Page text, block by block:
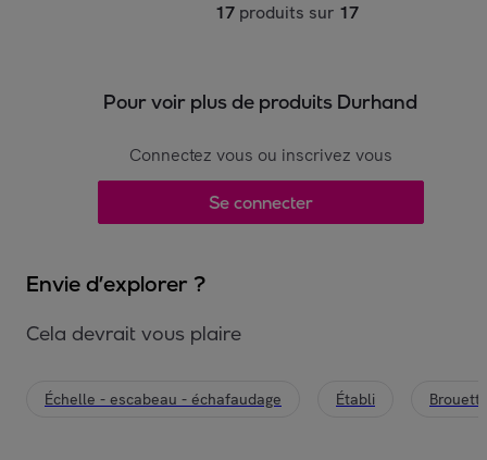
17 produits sur 17
Pour voir plus de produits Durhand
Connectez vous ou inscrivez vous
Se connecter
Envie d’explorer ?
Cela devrait vous plaire
Échelle - escabeau - échafaudage Établi